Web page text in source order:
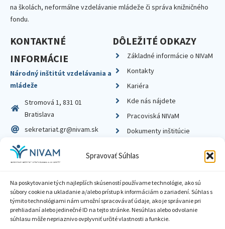
Spravovať Súhlas
Na poskytovanie tých najlepších skúseností používame technológie, ako sú
súbory cookie na ukladanie a/alebo prístup k informáciám o zariadení. Súhlas s
týmito technológiami nám umožní spracovávať údaje, ako je správanie pri
prehliadaní alebo jedinečné ID na tejto stránke. Nesúhlas alebo odvolanie
súhlasu môže nepriaznivo ovplyvniť určité vlastnosti a funkcie.
na školách, neformálne vzdelávanie mládeže či správa knižničného
fondu.
KONTAKTNÉ
INFORMÁCIE
Národný inštitút vzdelávania a
mládeže
Stromová 1, 831 01
Bratislava
sekretariat.gr@nivam.sk
IČO: 00164348
DIČ: 2020798714
DÔLEŽITÉ ODKAZY
Základné informácie o NIVaM
Kontakty
Kariéra
Kde nás nájdete
Pracoviská NIVaM
Dokumenty inštitúcie
Zásady ochrany súkromia